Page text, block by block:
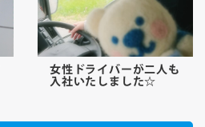
女性ドライバーが二人も
入社いたしました☆